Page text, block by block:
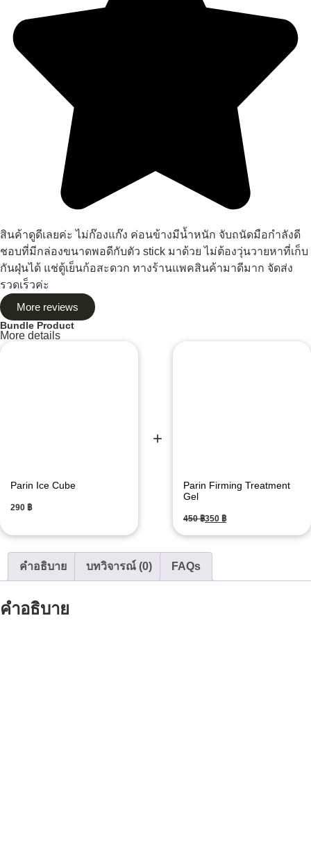
สินค้าดูดีเลยค่ะ ไม่ก๊องแก๊ง ค่อนข้างมีน้ำหนัก จับถนัดมือกำลังดี
ชอบที่มีกล่องขนาดพอดีกับตัว stick มาด้วย ไม่ต้องวุ่นวายหาที่เก็บ
กันฝุ่นได้ แช่ตู้เย็นก้อสะดวก ทางร้านแพคสินค้ามาดีมาก จัดส่ง
รวดเร็วค่ะ
More reviews
Bundle Product
More details
Parin Ice Cube
฿
Parin Firming Treatment
Gel
฿ ฿
คำอธิบาย บทวิจารณ์ (0) FAQs
คำอธิบาย